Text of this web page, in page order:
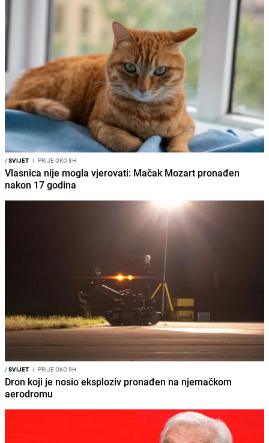
/SVIJET I PRIJE OKO 8H
Vlasnica nije mogla vjerovati: Mačak Mozart pronađen
nakon 17 godina
/SVIJET I PRIJE OKO 9H
Dron koji je nosio eksploziv pronađen na njemačkom
aerodromu